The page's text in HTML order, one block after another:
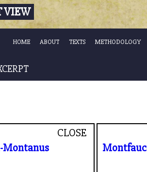
VIEW
HOME ABOUT TEXTS METHODOLOGY
CLOSE